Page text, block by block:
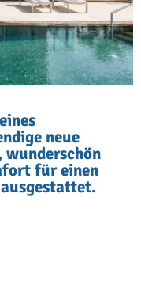
neue
wunderschön
für einen